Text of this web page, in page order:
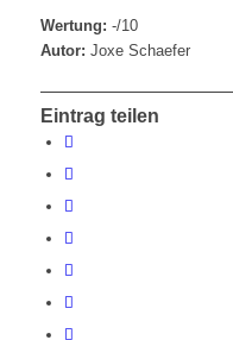
Wertung: -/10
Autor: Joxe Schaefer
Eintrag teilen